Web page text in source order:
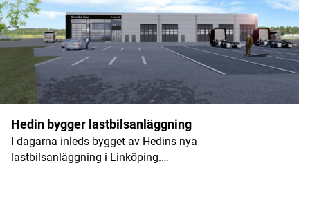
Hedin bygger lastbilsanläggning
I dagarna inleds bygget av Hedins nya
lastbilsanläggning i Linköping.…